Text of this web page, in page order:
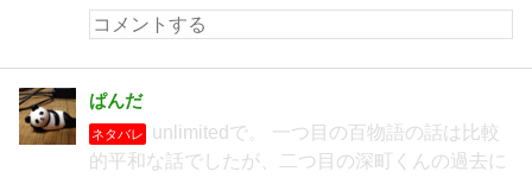
ぱんだ
ネタバレ
unlimitedで。 一つ目の百物語の話は比較
的平和な話でしたが、二つ目の深町くんの過去に